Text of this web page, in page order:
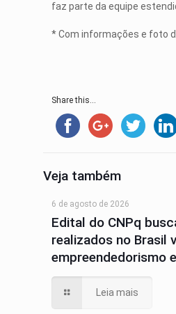
faz parte da equipe
* Com informações e foto
Share this...
Veja também
6 de agosto de 2026
Edital do CNPq
realizados no Brasil
empreendedorismo
Leia mais